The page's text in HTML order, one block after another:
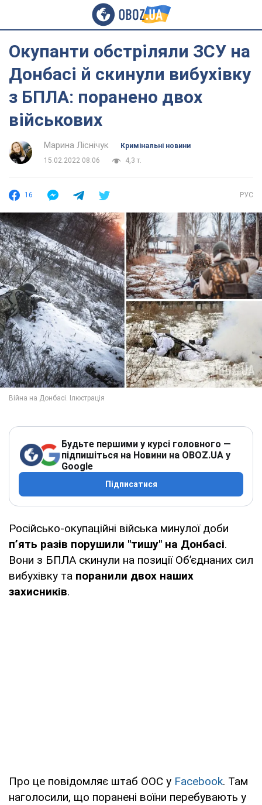
Окупанти обстріляли ЗСУ на
Донбасі й скинули вибухівку
з БПЛА: поранено двох
військових
Марина Ліснічук
Кримінальні новини
15.02.2022 08:06
4,3 т.
16 РУС
Будьте першими у курсі головного —
підпишіться на Новини на OBOZ.UA у
Google
Підписатися
Російсько-окупаційні війська минулої доби
п’ять разів порушили "тишу" на Донбасі.
Вони з БПЛА скинули на позиції Об’єднаних сил
вибухівку та поранили двох наших
захисників.
Про це повідомляє штаб ООС у Facebook. Там
наголосили, що поранені воїни перебувають у